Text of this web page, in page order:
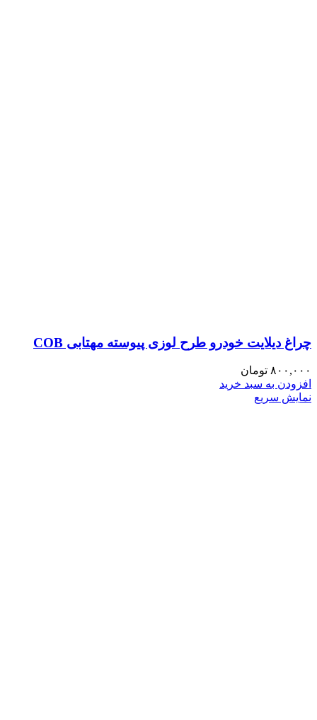
چراغ دیلایت خودرو طرح لوزی پیوسته مهتابی COB
۸۰۰,۰۰۰ تومان
افزودن به سبد خرید
نمایش سریع